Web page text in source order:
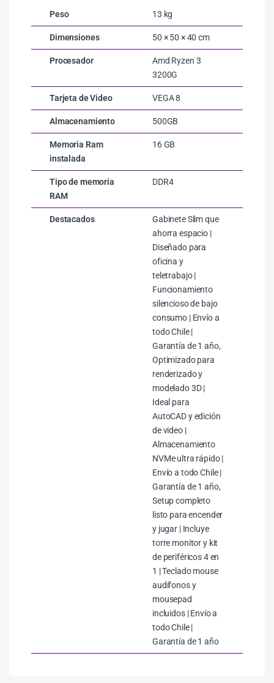
Peso 13 kg
Dimensiones 50 × 50 × 40 cm
Procesador
Amd Ryzen 3
3200G
Tarjeta de Video VEGA 8
Almacenamiento 500GB
Memoria Ram
instalada
16 GB
Tipo de memoria
RAM
DDR4
Destacados
Gabinete Slim que
ahorra espacio |
Diseñado para
oficina y
teletrabajo |
Funcionamiento
silencioso de bajo
consumo | Envío a
todo Chile |
Garantía de 1 año,
Optimizado para
renderizado y
modelado 3D |
Ideal para
AutoCAD y edición
de video |
Almacenamiento
NVMe ultra rápido |
Envío a todo Chile |
Garantía de 1 año,
Setup completo
listo para encender
y jugar | Incluye
torre monitor y kit
de periféricos 4 en
1 | Teclado mouse
audífonos y
mousepad
incluidos | Envío a
todo Chile |
Garantía de 1 año